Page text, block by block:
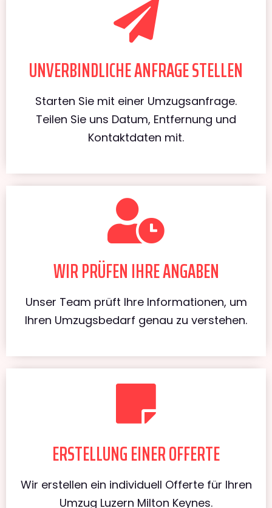
UNVERBINDLICHE ANFRAGE STELLEN
Starten Sie mit einer Umzugsanfrage.
Teilen Sie uns Datum, Entfernung und
Kontaktdaten mit.
WIR PRÜFEN IHRE ANGABEN
Unser Team prüft Ihre Informationen, um
Ihren Umzugsbedarf genau zu verstehen.
ERSTELLUNG EINER OFFERTE
Wir erstellen ein individuell Offerte für Ihren
Umzug Luzern Milton Keynes.